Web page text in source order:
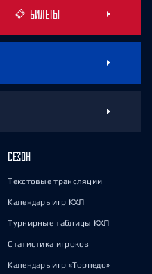
БИЛЕТЫ
СЕЗОН
Текстовые трансляции
Календарь игр КХЛ
Турнирные таблицы КХЛ
Статистика игроков
Календарь игр «Торпедо»